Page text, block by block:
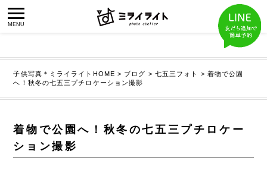
子供写真＊ミライライトHOME > ブログ > 七五三フォト > 着物で公園
へ！秋冬の七五三プチロケーション撮影
着物で公園へ！秋冬の七五三プチロケー
ション撮影